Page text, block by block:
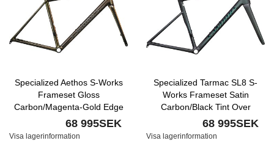
Specialized Aethos S-Works
Frameset Gloss
Carbon/Magenta-Gold Edge
Fade/All Over Gold Pearl
25/Satin Metallic Obsidian
68 995SEK
Visa lagerinformation
Specialized Tarmac SL8 S-
Works Frameset Satin
Carbon/Black Tint Over
Chameleon Blend/Supernova
Nyhet
68 995SEK
Visa lagerinformation